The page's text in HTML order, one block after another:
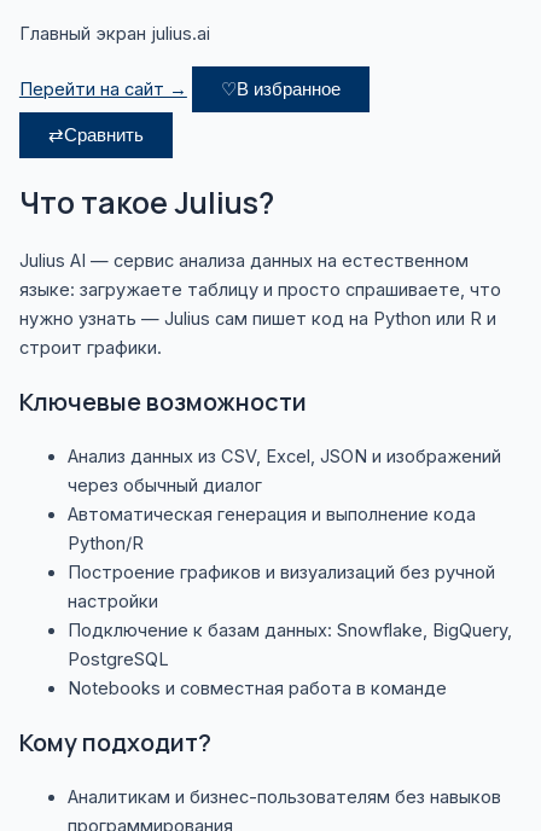
Главный экран julius.ai
Перейти на сайт → ♡В избранное
⇄Сравнить
Что такое Julius?
Julius AI — сервис анализа данных на естественном
языке: загружаете таблицу и просто спрашиваете, что
нужно узнать — Julius сам пишет код на Python или R и
строит графики.
Ключевые возможности
Анализ данных из CSV, Excel, JSON и изображений
через обычный диалог
Автоматическая генерация и выполнение кода
Python/R
Построение графиков и визуализаций без ручной
настройки
Подключение к базам данных: Snowflake, BigQuery,
PostgreSQL
Notebooks и совместная работа в команде
Кому подходит?
Аналитикам и бизнес-пользователям без навыков